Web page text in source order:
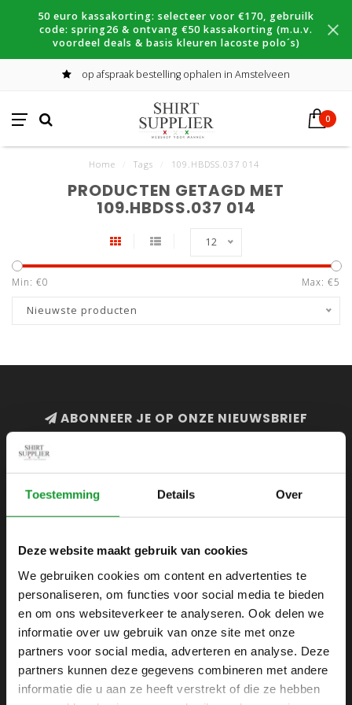
Toestemming Details Over
Deze website maakt gebruik van cookies
We gebruiken cookies om content en advertenties te
personaliseren, om functies voor social media te bieden
en om ons websiteverkeer te analyseren. Ook delen we
informatie over uw gebruik van onze site met onze
partners voor social media, adverteren en analyse. Deze
partners kunnen deze gegevens combineren met andere
informatie die u aan ze heeft verstrekt of die ze hebben
50 euro kassakorting: selecteer voor €170, gebruilk
code: spring26 & ontvang €50 kassakorting (m.u.v.
voordeel deals & basis kleuren lacoste polo´s)
op afspraak bestelling ophalen in Amstelveen
0
Home Tags 109.HBDSS.037 014
PRODUCTEN GETAGD MET
109.HBDSS.037 014
12
Min: €0 Max: €5
Nieuwste producten
ABONNEER JE OP ONZE NIEUWSBRIEF
SHIRTSUPPLIER.NL
Webshop voor mannen
Zijlijnstraat 24
1433 DC
Kudelstaart
+31 6 42 52 32 80